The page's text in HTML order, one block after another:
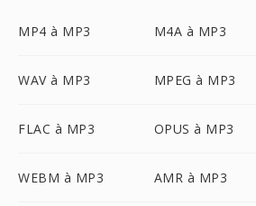
MP4 à MP3 M4A à MP3
WAV à MP3 MPEG à MP3
FLAC à MP3 OPUS à MP3
WEBM à MP3 AMR à MP3